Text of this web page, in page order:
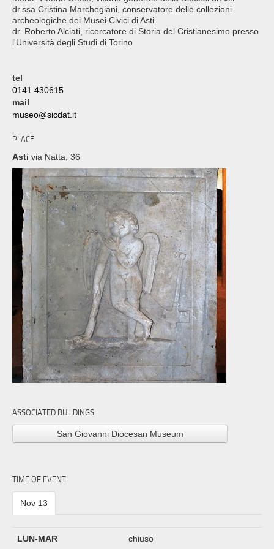
dr.ssa Cristina Marchegiani, conservatore delle collezioni
archeologiche dei Musei Civici di Asti
dr. Roberto Alciati, ricercatore di Storia del Cristianesimo presso
l'Università degli Studi di Torino
tel
0141 430615
mail
museo@sicdat.it
PLACE
Asti via Natta, 36
ASSOCIATED BUILDINGS
San Giovanni Diocesan Museum
TIME OF EVENT
Nov 13
LUN-MAR chiuso